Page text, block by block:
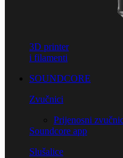
3D printer
i filamenti
SOUNDCORE
Zvučnici
Prijenosni
Soundcore app
Slušalice